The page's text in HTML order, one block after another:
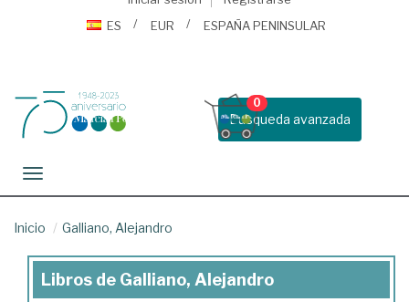
ES
EUR ESPAÑA PENINSULAR
Busqueda avanzada
0
Toggle navigation
Inicio Galliano, Alejandro
Libros
Libros de Galliano, Alejandro